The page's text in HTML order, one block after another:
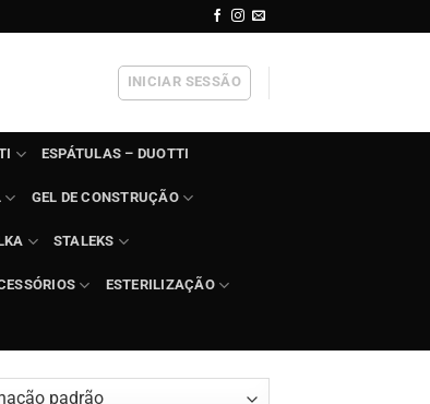
INICIAR SESSÃO
ESPÁTULAS – DUOTTI
GEL DE CONSTRUÇÃO
STALEKS
ESTERILIZAÇÃO